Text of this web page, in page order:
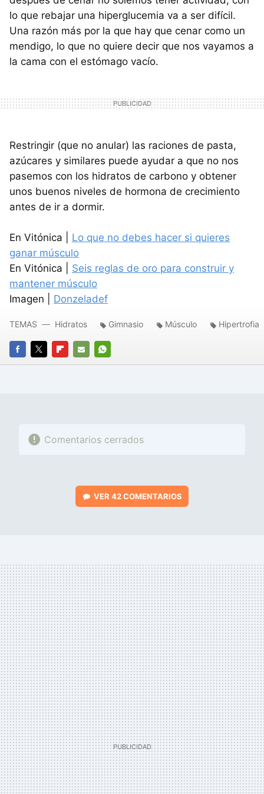
lo que rebajar una hiperglucemia va a ser difícil.
Una razón más por la que hay que cenar como un
mendigo, lo que no quiere decir que nos vayamos a
la cama con el estómago vacío.
Restringir (que no anular) las raciones de pasta,
azúcares y similares puede ayudar a que no nos
pasemos con los hidratos de carbono y obtener
unos buenos niveles de hormona de crecimiento
antes de ir a dormir.
En Vitónica | Lo que no debes hacer si quieres
ganar músculo
En Vitónica | Seis reglas de oro para construir y
mantener músculo
Imagen | Donzeladef
FACEBOOK
TWITTERFLIPBOARD
E-
WHATSAPP
TEMAS Hidratos Gimnasio Músculo Hipertrofia
Comentarios cerrados
VER 42 COMENTARIOS